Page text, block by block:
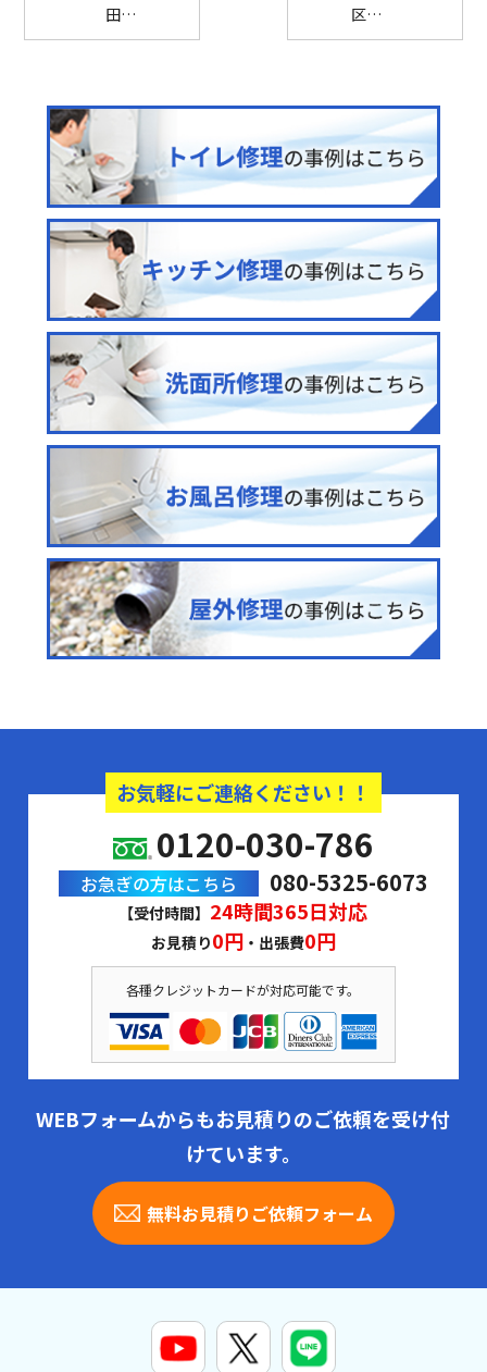
田…
区…
お気軽にご連絡ください！！
0120-030-786
お急ぎの方はこちら 080-5325-6073
【受付時間】 24時間365日対応
お見積り0円 ・出張費0円
各種クレジットカードが対応可能です。
WEBフォームからもお見積りのご依頼を受け付
けています。
無料お見積りご依頼フォーム